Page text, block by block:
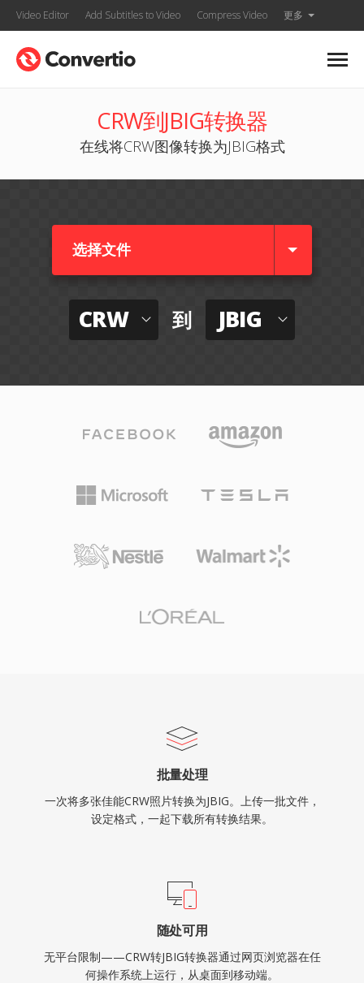
Video Editor Add Subtitles to Video Compress Video 更多
CRW到JBIG转换器
在线将CRW图像转换为JBIG格式
选择文件
CRW 到 JBIG
批量处理
一次将多张佳能CRW照片转换为JBIG。上传一批文件，
设定格式，一起下载所有转换结果。
随处可用
无平台限制——CRW转JBIG转换器通过网页浏览器在任
何操作系统上运行，从桌面到移动端。